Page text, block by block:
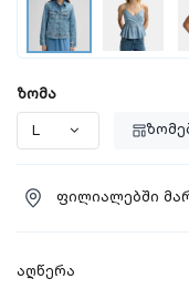
ზომა
ფილიალებში
აღწერა